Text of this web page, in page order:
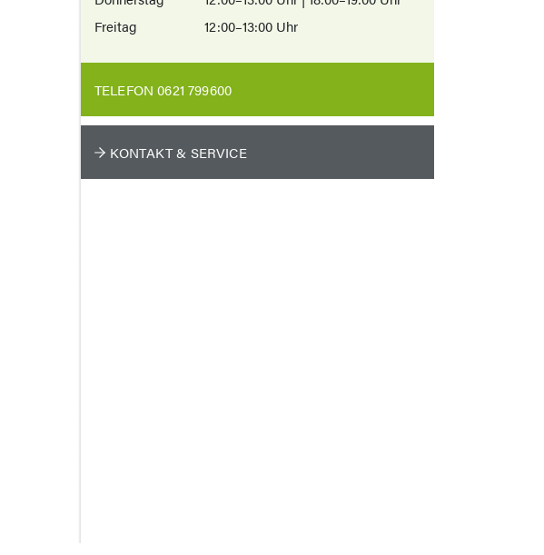
Freitag
12:00–13:00 Uhr
TELEFON 0621 799600
KONTAKT & SERVICE